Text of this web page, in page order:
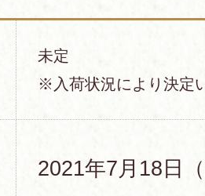
況・ご予約
・お支払い方法
向け見学・体験
り部の部屋
未定
※入荷状況により決定
2021年7月18日